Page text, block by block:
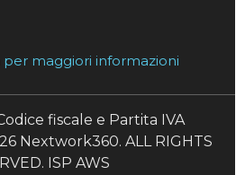
maggiori informazioni
fiscale e Partita IVA
Nextwork360. ALL RIGHTS
ISP AWS